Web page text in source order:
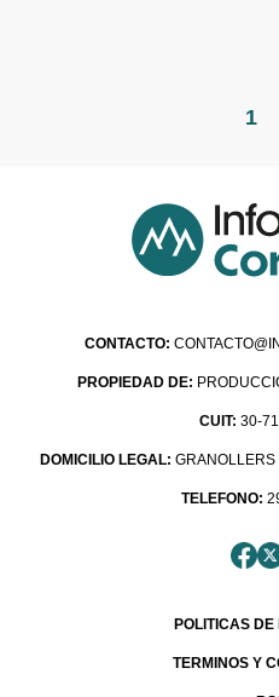
1
CONTACTO:
PROPIEDAD DE:
CUIT: 30-
DOMICILIO LEGAL: GRANOLLERS
TELEFONO:
POLITICAS
TERMINOS Y